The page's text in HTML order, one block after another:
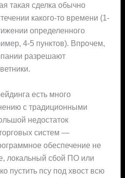
такая сделка обычно
какого-то времени (1-
определенного
4-5 пунктов). Впрочем,
разрешают
есть много
с традиционными
недостаток
систем —
обеспечение не
локальный сбой ПО или
пустить псу под хвост всю